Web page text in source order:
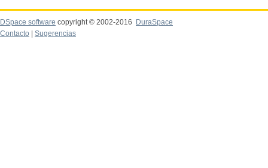
DSpace software copyright © 2002-2016
DuraSpace
Contacto
Sugerencias